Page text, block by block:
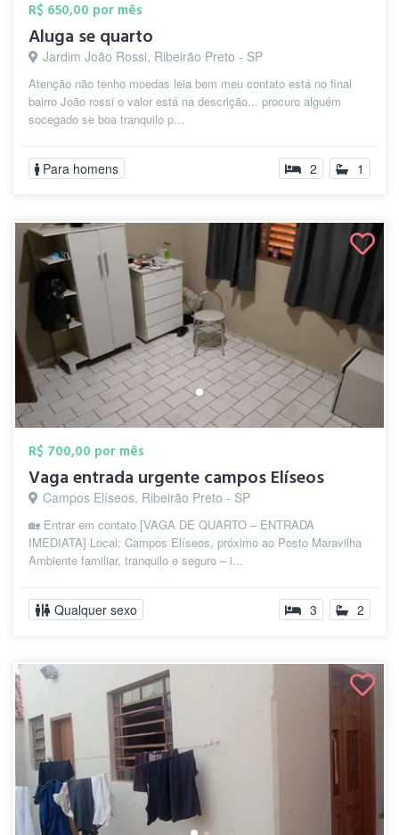
R$ 650,00 por mês
Aluga se quarto
Jardim João Rossi, Ribeirão Preto - SP
Atenção não tenho moedas leia bem meu contato está no final
bairro João rossi o valor está na descrição... procuro alguém
socegado se boa tranquilo p...
Para homens 2 1
R$ 700,00 por mês
Vaga entrada urgente campos Elíseos
Campos Elíseos, Ribeirão Preto - SP
🏡 Entrar em contato [VAGA DE QUARTO – ENTRADA
IMEDIATA] Local: Campos Elíseos, próximo ao Posto Maravilha
Ambiente familiar, tranquilo e seguro – i...
Qualquer sexo 3 2